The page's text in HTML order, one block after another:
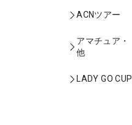
ACNツアー
アマチュア・
他
LADY GO CUP